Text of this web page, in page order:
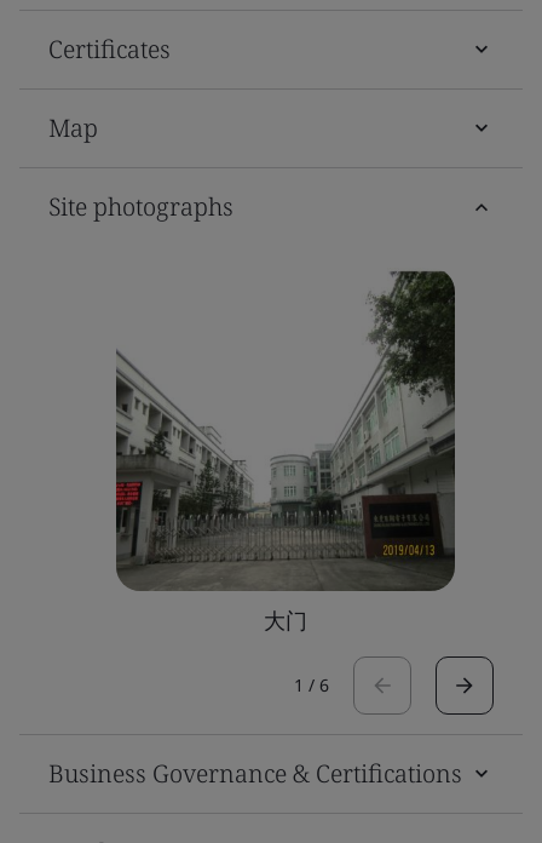
Certificates
Map
Site photographs
大门
1 / 6
Business Governance & Certifications